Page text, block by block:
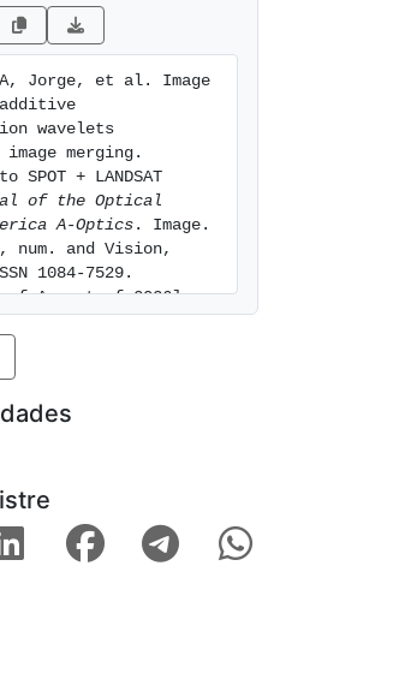
Jorge, et al. Image
wavelets
merging.
+ LANDSAT
of the Optical
A-Optics. Image.
num. and Vision,
1084-7529.
August of 2026].
2445/218460